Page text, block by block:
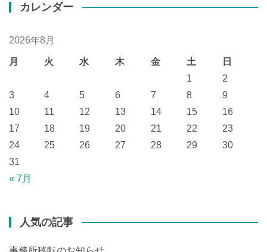
カレンダー
2026年8月
月 火 水 木 金 土 日
« 7月
1
2
3
4 5 6 7 8
9
10
11 12 13 14 15
16
17
18 19 20 21 22
23
24
25 26 27 28 29
30
31
人気の記事